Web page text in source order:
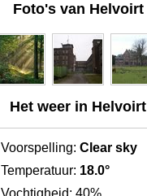
Foto's van Helvoirt
Het weer in Helvoirt
Voorspelling: Clear sky
Temperatuur: 18.0°